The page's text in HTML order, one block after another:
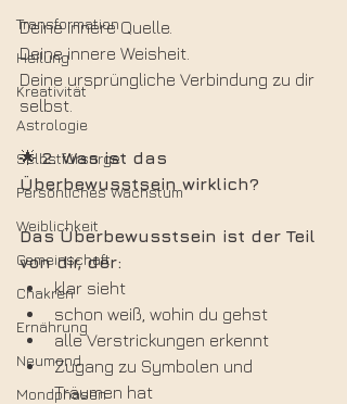
Transformation
Heilung
Kreativität
Astrologie
Selbstfürsorge
Persönliches Wachstum
Weiblichkeit
Gemeinschaft
Chakren
Ernährung
Neumond
Mondphasen
Deine innere Quelle.
Deine innere Weisheit.
Deine ursprüngliche Verbindung zu dir
selbst.
🌟 2. Was ist das
Überbewusstsein wirklich?
Das Überbewusstsein ist der Teil
von dir, der:
klar sieht
schon weiß, wohin du gehst
alle Verstrickungen erkennt
Zugang zu Symbolen und
Träumen hat